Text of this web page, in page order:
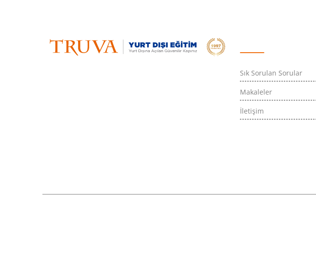
Sık Sorulan Sorular
Makaleler
İletişim